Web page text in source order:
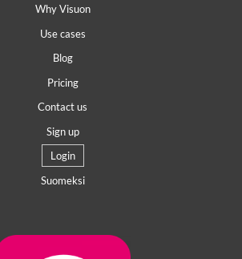
Why Visuon
Use cases
Blog
Pricing
Contact us
Sign up
Login
Suomeksi